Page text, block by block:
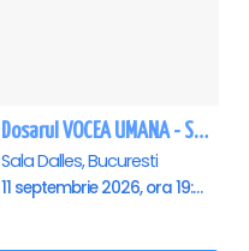
Dosarul VOCEA UMANA - Sala Dalles
Sala Dalles, Bucuresti
11 septembrie 2026, ora 19:30